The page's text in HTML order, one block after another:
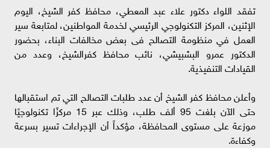
تفقد اللواء دكتور علاء عبد المعطي، محافظ كفر الشيخ، اليوم
الإثنين، المركز التكنولوجي الرئيسي لخدمة المواطنين، لمتابعة سير
العمل في منظومة التصالح فى بعض مخالفات البناء، بحضور
الدكتور عمرو البشبيشي، نائب محافظ كفرالشيخ، وعدد من
القيادات التنفيذية.
وأعلن محافظ كفر الشيخ أن عدد طلبات التصالح التي تم استقبالها
حتى الآن بلغت 95 ألف طلب، وذلك عبر 15 مركزًا تكنولوجيًا
موزعة على مستوى المحافظة، مؤكداً أن الإجراءات تسير بسرعة
وكفاءة.